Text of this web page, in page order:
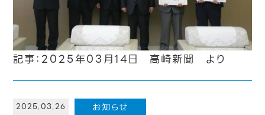
記事：2025年03月14日 高崎新聞 より
2025.03.26 お知らせ